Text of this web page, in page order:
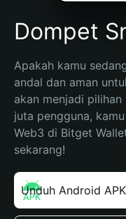
Dompet
Apakah kamu
andal dan aman
akan menjadi
juta pengguna,
Web3 di Bitget
sekarang!
Unduh Android APK